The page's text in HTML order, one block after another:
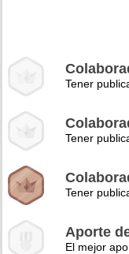
Tener
Tener
Tener
Aporte
El mejor